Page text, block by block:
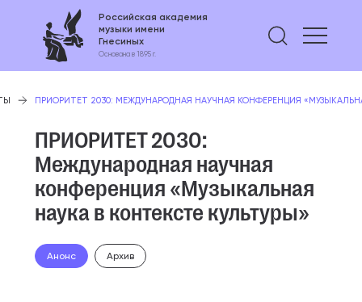
Российская академия
музыки имени
Гнесиных
Основана в 1895 г.
Найти
ПРИОРИТЕТ 2030: МЕЖДУНАРОДНАЯ НАУЧНАЯ КОНФЕРЕНЦИЯ
ПРИОРИТЕТ 2030:
Международная научная
конференция «Музыкальная
наука в контексте культуры»
Анонс Архив